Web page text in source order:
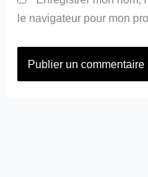
le navigateur pour mon